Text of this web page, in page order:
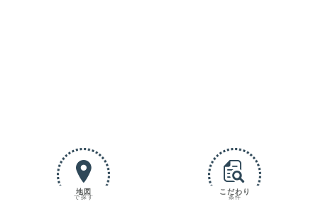
地図
で探す
こだわり
条件